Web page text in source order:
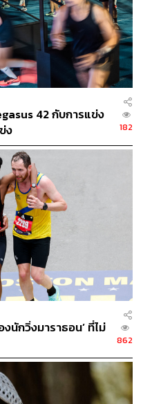
อย่างน้อยไม่ควรใส่
ได้ออกแบบมาให้ยึดเกาะ
ง
ขา ไม่จำเป็นต้องหยิบมาใช้
ขา
ตาร์ทตั้งแต่ฟ้ายังไม่สาง
งของไฟแปรผันกับความ
42 กับการแข่ง
ง
182
นักวิ่งมาราธอน’ ที่ไม่
862